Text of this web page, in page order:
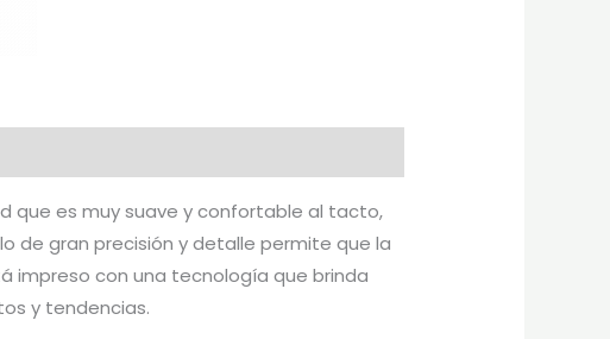
que es muy suave y confortable al tacto,
de gran precisión y detalle permite que la
impreso con una tecnología que brinda
y tendencias.